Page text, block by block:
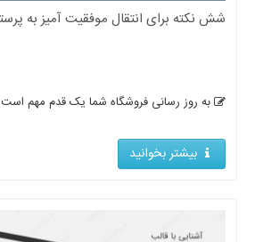
شش نکته برای انتقال موفقیت آمیز به
به روز رسانی فروشگاه شما یک قدم مهم است
بیشتر بخوانید